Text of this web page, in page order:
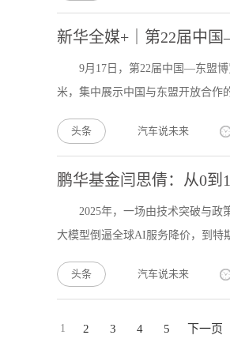
新华全媒+｜第22届中
9月17日，第22届中国—东盟
米，集中展示中国与东盟开放合作
头条 汽车说未来
鹏华基金闫思倩：从0
2025年，一场由技术突破与政
大模型倒逼全球AI服务降价，到特
头条 汽车说未来
1 2 3 4 5 下一页